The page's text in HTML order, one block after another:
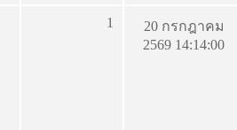
1
20 กรกฎาคม
2569 14:14:00